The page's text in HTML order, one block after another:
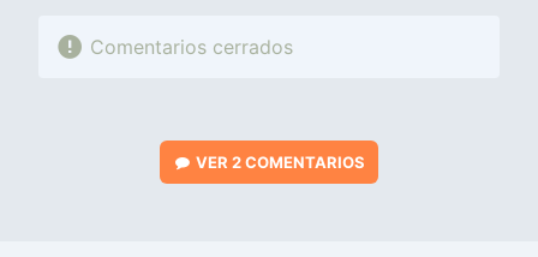
Comentarios cerrados
VER2 COMENTARIOS